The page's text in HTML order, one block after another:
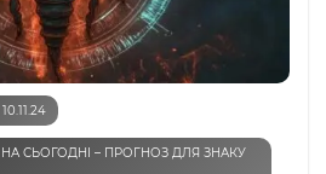
СЬОГОДНІ – ПРОГНОЗ ДЛЯ ЗНАКУ